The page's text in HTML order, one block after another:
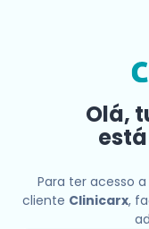
Olá,
Para ter acesso
cliente Clinicarx,